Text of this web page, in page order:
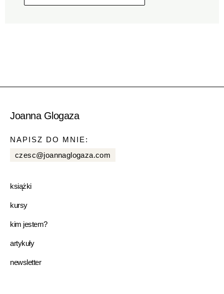
Joanna Glogaza
NAPISZ DO MNIE:
czesc@joannaglogaza.com
książki
kursy
kim jestem?
artykuły
newsletter